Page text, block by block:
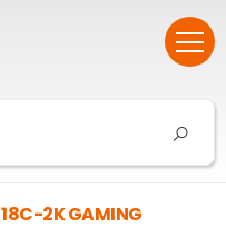
2K GAMING